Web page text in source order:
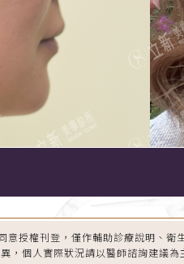
意授權刊登，僅作輔助診療說明、
，個人實際狀況請以醫師諮詢建議為